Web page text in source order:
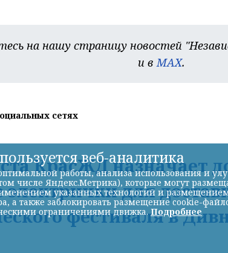
на нашу страницу новостей
и вMAX.
сетях
КрасЖД назначает
электрички для
фестиваля в
веб-аналитика
работы, анализа использования и
числе Яндекс.Метрика), которые могут
указанных технологий и
а также заблокировать размещение cookie-
ограничениями движка.Подробнее